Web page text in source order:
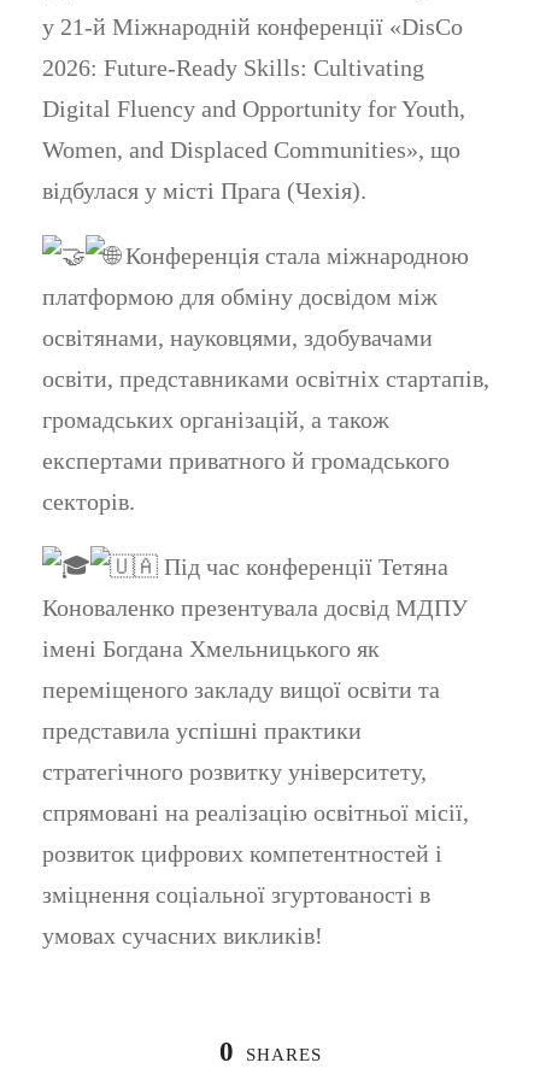
у 21-й Міжнародній конференції «DisCo
2026: Future-Ready Skills: Cultivating
Digital Fluency and Opportunity for Youth,
Women, and Displaced Communities», що
відбулася у місті Прага (Чехія).
Конференція стала міжнародною
платформою для обміну досвідом між
освітянами, науковцями, здобувачами
освіти, представниками освітніх стартапів,
громадських організацій, а також
експертами приватного й громадського
секторів.
Під час конференції Тетяна
Коноваленко презентувала досвід МДПУ
імені Богдана Хмельницького як
переміщеного закладу вищої освіти та
представила успішні практики
стратегічного розвитку університету,
спрямовані на реалізацію освітньої місії,
розвиток цифрових компетентностей і
зміцнення соціальної згуртованості в
умовах сучасних викликів!
0 SHARES